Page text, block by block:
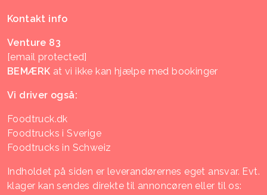
Kontakt info
Venture 83
[email protected]
BEMÆRK at vi ikke kan hjælpe med bookinger
Vi driver også:
Foodtruck.dk
Foodtrucks i Sverige
Foodtrucks in Schweiz
Indholdet på siden er leverandørernes eget ansvar. Evt.
klager kan sendes direkte til annoncøren eller til os: